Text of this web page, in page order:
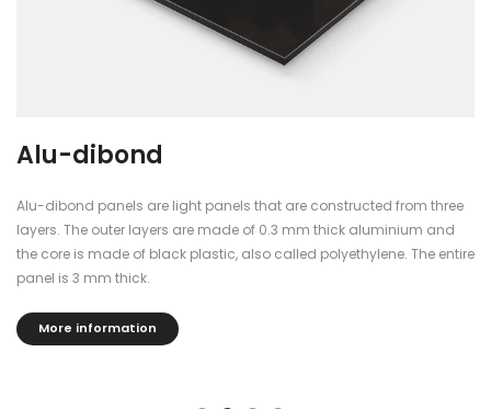
from three
and
The entire
Plexiglass
The plexiglass panels are finished with blockout
see through them.
The panels are 5mm thick, dimensionally stable,
effect.